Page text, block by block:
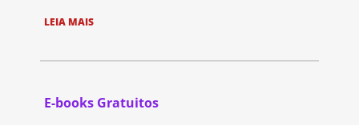
LEIA MAIS
E-books Gratuitos